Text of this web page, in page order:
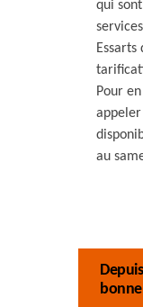
qui
Pour
appeler
au